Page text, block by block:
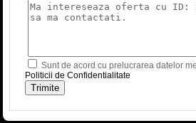
Sunt de acord cu prelucrarea datelor
Politicii de Confidentialitate